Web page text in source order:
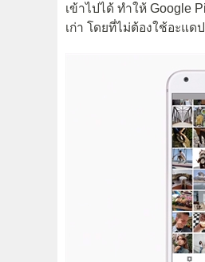
เข้าไปได้ ทำให้ Google
เก่า โดยที่ไม่ต้องใช้อะแด